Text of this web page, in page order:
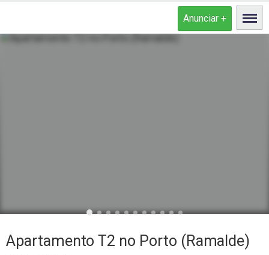
Apartamento T2 no Porto (Ramalde)